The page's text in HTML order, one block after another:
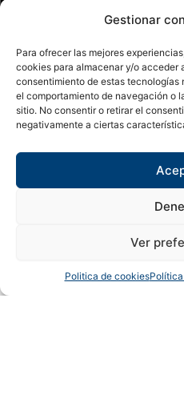
Gestionar
Para ofrecer las mejores
cookies para almacenar y/o acceder
consentimiento de estas tecnologías
el comportamiento de navegación o
sitio. No consentir o retirar el
negativamente a ciertas
Ver
Politica de cookies